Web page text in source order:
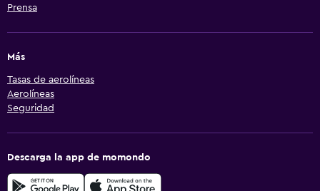
Prensa
Más
Tasas de aerolíneas
Aerolíneas
Seguridad
Descarga la app de momondo